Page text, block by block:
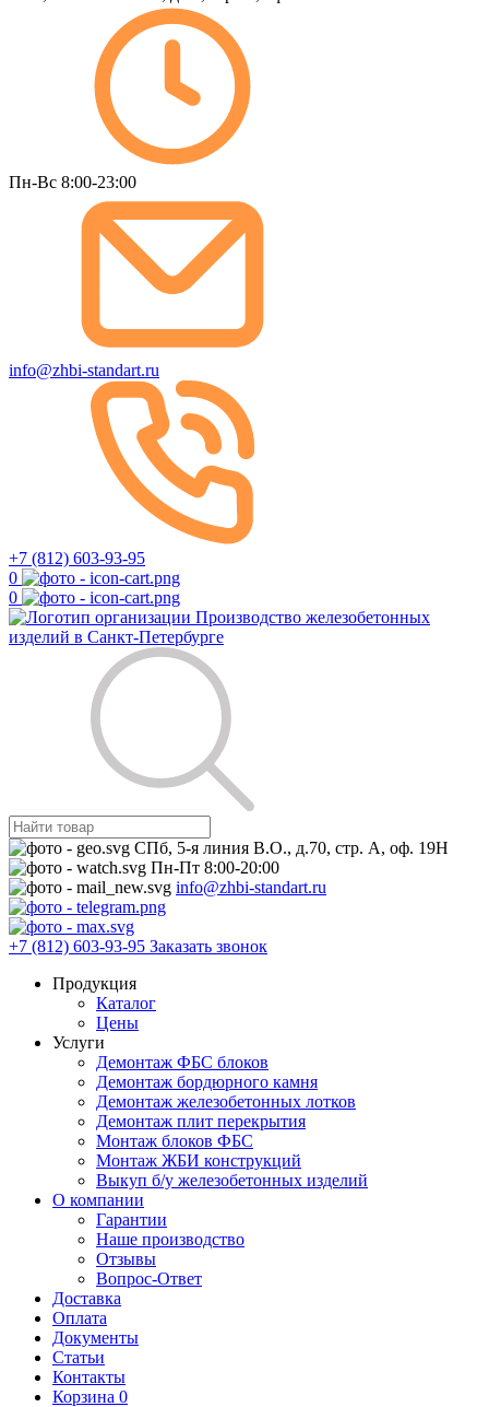
Пн-Вс 8:00-23:00
info@zhbi-standart.ru
+7 (812) 603-93-95
0
0
Производство железобетонных
изделий в Санкт-Петербурге
СПб, 5-я линия В.О., д.70, стр. А, оф. 19Н
Пн-Пт 8:00-20:00
info@zhbi-standart.ru
+7 (812) 603-93-95 Заказать звонок
Продукция
Каталог
Цены
Услуги
Демонтаж ФБС блоков
Демонтаж бордюрного камня
Демонтаж железобетонных лотков
Демонтаж плит перекрытия
Монтаж блоков ФБС
Монтаж ЖБИ конструкций
Выкуп б/у железобетонных изделий
О компании
Гарантии
Наше производство
Отзывы
Вопрос-Ответ
Доставка
Оплата
Документы
Статьи
Контакты
Корзина 0